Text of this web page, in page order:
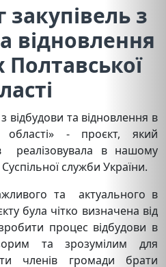
з
відновлення
відбудови та відновлення в
області» - проєкт, який
реалізовувала в нашому
служби України.
та актуального в
була чітко визначена від
процес відбудови в
та зрозумілим для
членів громади брати